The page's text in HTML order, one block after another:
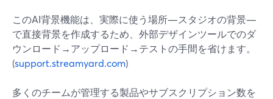
このAI背景機能は、実際に使う場所—スタジオの背景—
で直接背景を作成するため、外部デザインツールでのダ
ウンロード→アップロード→テストの手間を省けます。
(support.streamyard.com)
多くのチームが管理する製品やサブスクリプション数を